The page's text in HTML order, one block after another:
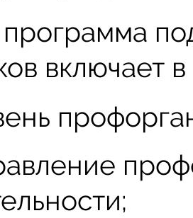
включает в